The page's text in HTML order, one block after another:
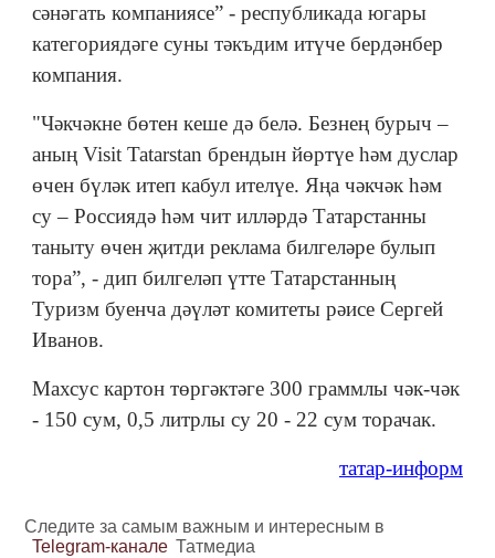
сәнәгать компаниясе” - республикада югары
категориядәге суны тәкъдим итүче бердәнбер
компания.
"Чәкчәкне бөтен кеше дә белә. Безнең бурыч –
аның Visit Tatarstan брендын йөртүе һәм дуслар
өчен бүләк итеп кабул ителүе. Яңа чәкчәк һәм
су – Россиядә һәм чит илләрдә Татарстанны
таныту өчен җитди реклама билгеләре булып
тора”, - дип билгеләп үтте Татарстанның
Туризм буенча дәүләт комитеты рәисе Сергей
Иванов.
Махсус картон төргәктәге 300 граммлы чәк-чәк
- 150 сум, 0,5 литрлы су 20 - 22 сум торачак.
татар-информ
Следите за самым важным и интересным в
Telegram-канале Татмедиа